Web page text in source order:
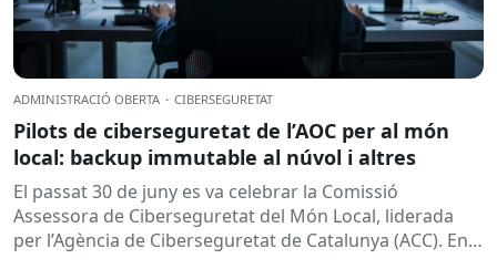
ADMINISTRACIÓ OBERTA · CIBERSEGURETAT
Pilots de ciberseguretat de l’AOC per al món
local: backup immutable al núvol i altres
El passat 30 de juny es va celebrar la Comissió
Assessora de Ciberseguretat del Món Local, liderada
per l’Agència de Ciberseguretat de Catalunya (ACC). En